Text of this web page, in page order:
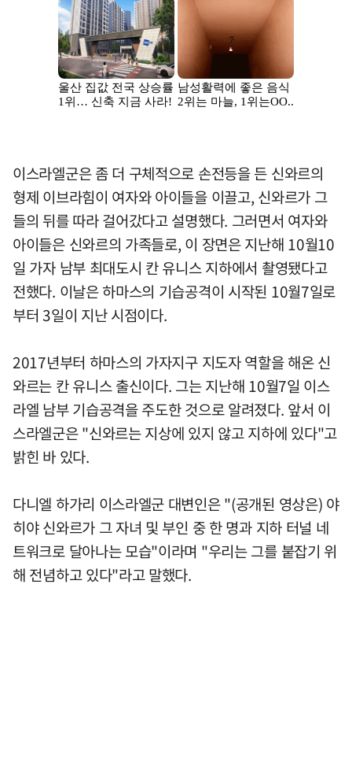
이스라엘군은 좀 더 구체적으로 손전등을 든 신와르의
형제 이브라힘이 여자와 아이들을 이끌고, 신와르가 그
들의 뒤를 따라 걸어갔다고 설명했다. 그러면서 여자와
아이들은 신와르의 가족들로, 이 장면은 지난해 10월10
일 가자 남부 최대도시 칸 유니스 지하에서 촬영됐다고
전했다. 이날은 하마스의 기습공격이 시작된 10월7일로
부터 3일이 지난 시점이다.
2017년부터 하마스의 가자지구 지도자 역할을 해온 신
와르는 칸 유니스 출신이다. 그는 지난해 10월7일 이스
라엘 남부 기습공격을 주도한 것으로 알려졌다. 앞서 이
스라엘군은 "신와르는 지상에 있지 않고 지하에 있다"고
밝힌 바 있다.
다니엘 하가리 이스라엘군 대변인은 "(공개된 영상은) 야
히야 신와르가 그 자녀 및 부인 중 한 명과 지하 터널 네
트워크로 달아나는 모습"이라며 "우리는 그를 붙잡기 위
해 전념하고 있다"라고 말했다.